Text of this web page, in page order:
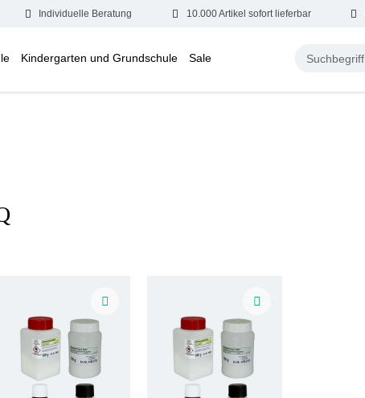
Individuelle Beratung 10.000 Artikel sofort lieferbar
Kindergarten und Grundschule Sale